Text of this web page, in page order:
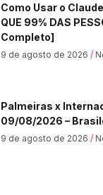
Como Usar o
QUE 99% DAS
Completo]
9 de agosto de 2026
Palmeiras x
09/08/2026 –
9 de agosto de 2026